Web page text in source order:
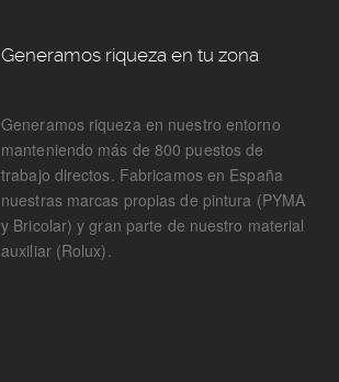
Generamos riqueza en tu zona
Generamos riqueza en nuestro entorno
manteniendo más de 800 puestos de
trabajo directos. Fabricamos en España
nuestras marcas propias de pintura (PYMA
y Bricolar) y gran parte de nuestro material
auxiliar (Rolux).